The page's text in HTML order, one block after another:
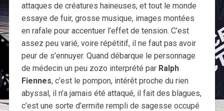
attaques de créatures haineuses, et tout le monde
essaye de fuir, grosse musique, images montées
en rafale pour accentuer l’effet de tension. C’est
assez peu varié, voire répétitif, il ne faut pas avoir
peur de s’ennuyer. Quand débarque le personnage
de médecin un peu zozo interprété par Ralph
Fiennes, c’est le pompon, intérêt proche du rien
abyssal, il n’a jamais été attaqué, il fait des blagues,
c’est une sorte d’ermite rempli de sagesse occupé